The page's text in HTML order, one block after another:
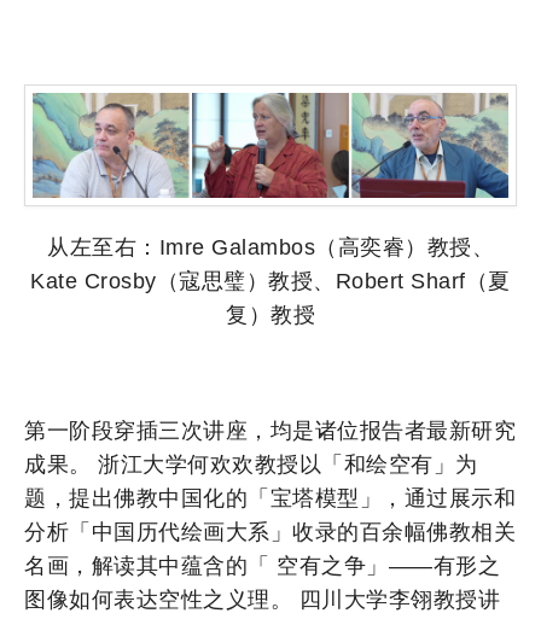
从左至右：Imre Galambos（高奕睿）教授、
Kate Crosby（寇思璧）教授、Robert Sharf（夏
复）教授
第一阶段穿插三次讲座，均是诸位报告者最新研究
成果。 浙江大学何欢欢教授以「和绘空有」为
题，提出佛教中国化的「宝塔模型」，通过展示和
分析「中国历代绘画大系」收录的百余幅佛教相关
名画，解读其中蕴含的「 空有之争」——有形之
图像如何表达空性之义理。 四川大学李翎教授讲